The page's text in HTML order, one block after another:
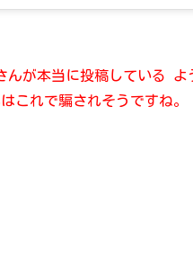
んが本当に投稿している
よ
これで騙されそうですね。